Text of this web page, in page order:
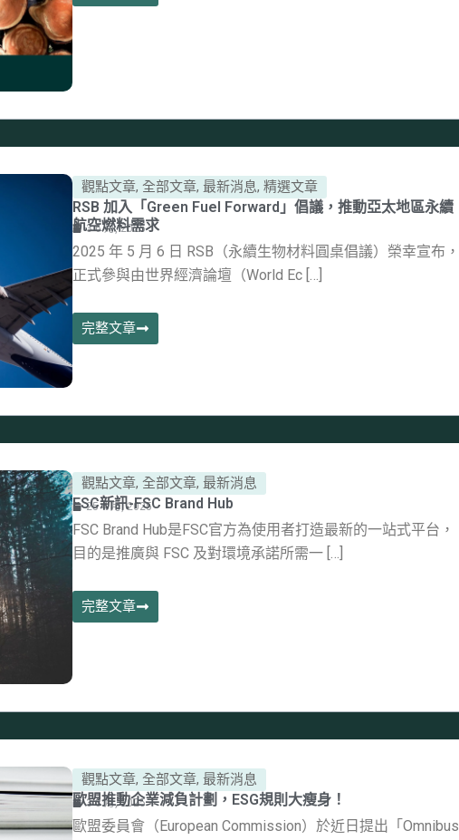
觀點文章,全部文章, 最新消息,精選文章
RSB 加入「Green Fuel Forward」倡議，推動亞太地區永續
航空燃料需求
3 6 月, 2025
2025 年 5 月 6 日 RSB（永續生物材料圓桌倡議）榮幸宣布，
正式參與由世界經濟論壇（World Ec […]
完整文章
觀點文章,全部文章, 最新消息
FSC新訊-FSC Brand Hub
25 4 月, 2025
FSC Brand Hub是FSC官方為使用者打造最新的一站式平台，
目的是推廣與 FSC 及對環境承諾所需一 […]
完整文章
觀點文章,全部文章, 最新消息
歐盟推動企業減負計劃，ESG規則大瘦身！
3 3 月, 2025
歐盟委員會（European Commission）於近日提出「Omnibus